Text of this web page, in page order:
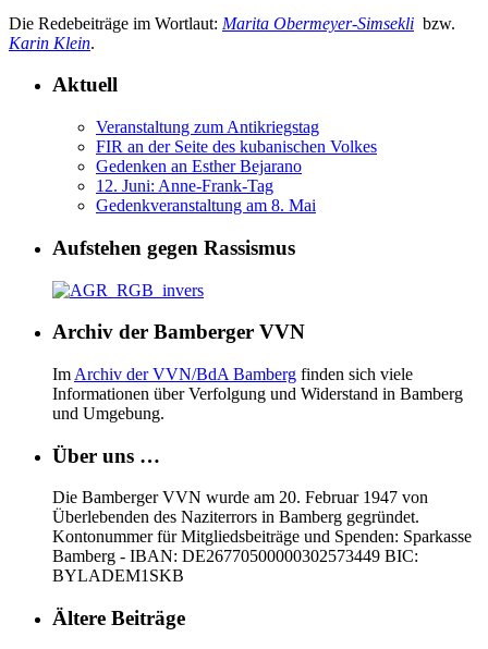
Die Redebeiträge im Wortlaut: Marita Obermeyer-Simsekli bzw.
Karin Klein.
Aktuell
Veranstaltung zum Antikriegstag
FIR an der Seite des kubanischen Volkes
Gedenken an Esther Bejarano
12. Juni: Anne-Frank-Tag
Gedenkveranstaltung am 8. Mai
Aufstehen gegen Rassismus
Archiv der Bamberger VVN
Im Archiv der VVN/BdA Bamberg finden sich viele
Informationen über Verfolgung und Widerstand in Bamberg
und Umgebung.
Über uns …
Die Bamberger VVN wurde am 20. Februar 1947 von
Überlebenden des Naziterrors in Bamberg gegründet.
Kontonummer für Mitgliedsbeiträge und Spenden: Sparkasse
Bamberg - IBAN: DE26770500000302573449 BIC:
BYLADEM1SKB
Ältere Beiträge